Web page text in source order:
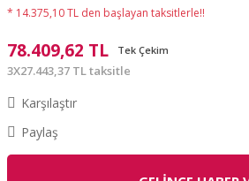
* 14.375,10 TL den başlayan taksitlerle!!
78.409,62 TL Tek Çekim
3X27.443,37 TL taksitle
Karşılaştır
Paylaş